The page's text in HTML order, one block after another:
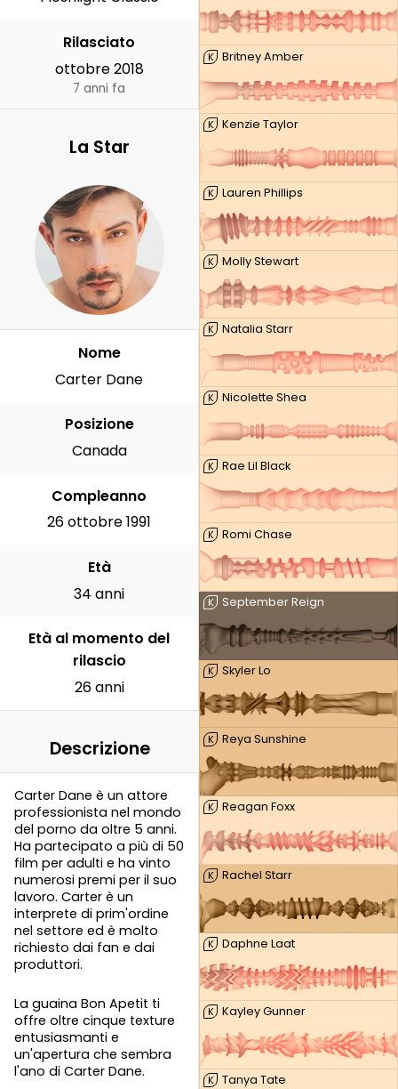
K Britney Amber
K Kenzie Taylor
K Lauren Phillips
K Molly Stewart
K Natalia Starr
K Nicolette Shea
K Rae Lil Black
K Romi Chase
K September Reign
K Skyler Lo
K Reya Sunshine
K Reagan Foxx
K Rachel Starr
K Daphne Laat
K Kayley Gunner
K Tanya Tate
Rilasciato
ottobre 2018
7 anni fa
La Star
Nome
Carter Dane
Posizione
Canada
Compleanno
26 ottobre 1991
Età
34 anni
Età al momento del
rilascio
26 anni
Descrizione
Carter Dane è un attore
professionista nel mondo
del porno da oltre 5 anni.
Ha partecipato a più di 50
film per adulti e ha vinto
numerosi premi per il suo
lavoro. Carter è un
interprete di prim'ordine
nel settore ed è molto
richiesto dai fan e dai
produttori.
La guaina Bon Apetit ti
offre oltre cinque texture
entusiasmanti e
un'apertura che sembra
l'ano di Carter Dane.